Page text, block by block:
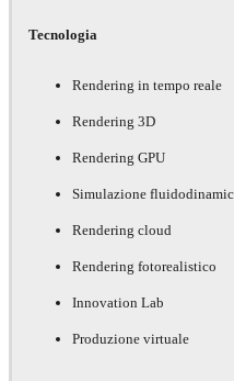
Tecnologia
Rendering in tempo reale
Rendering 3D
Rendering GPU
Simulazione
Rendering cloud
Rendering fotorealistico
Innovation Lab
Produzione virtuale